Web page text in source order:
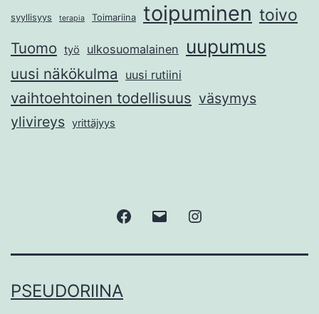
syyllisyys terapia Toimariina toipuminen toivo
Tuomo työ ulkosuomalainen uupumus
uusi näkökulma uusi rutiini
vaihtoehtoinen todellisuus väsymys
ylivireys yrittäjyys
FacebookSähköposti
PSEUDORIINA